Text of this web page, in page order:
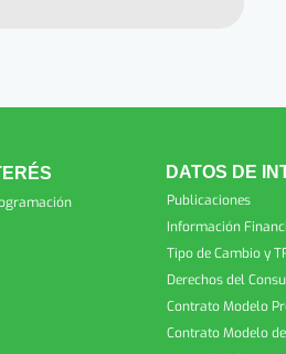
DATOS DE
Publicaciones
Información
Tipo de Cambio y
Derechos del
Contrato Modelo
Contrato Modelo